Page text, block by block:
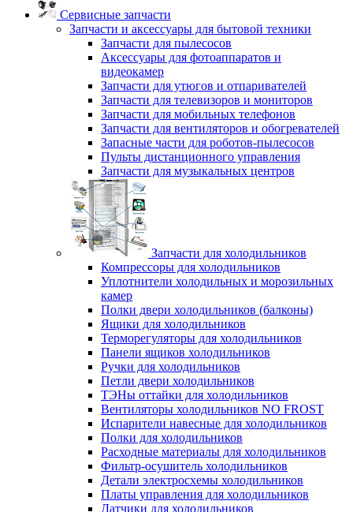
Сервисные запчасти
Запчасти и аксессуары для бытовой техники
Запчасти для пылесосов
Аксессуары для фотоаппаратов и
видеокамер
Запчасти для утюгов и отпаривателей
Запчасти для телевизоров и мониторов
Запчасти для мобильных телефонов
Запчасти для вентиляторов и обогревателей
Запасные части для роботов-пылесосов
Пульты дистанционного управления
Запчасти для музыкальных центров
Запчасти для холодильников
Компрессоры для холодильников
Уплотнители холодильных и морозильных
камер
Полки двери холодильников (балконы)
Ящики для холодильников
Терморегуляторы для холодильников
Панели ящиков холодильников
Ручки для холодильников
Петли двери холодильников
ТЭНы оттайки для холодильников
Вентиляторы холодильников NO FROST
Испарители навесные для холодильников
Полки для холодильников
Расходные материалы для холодильников
Фильтр-осушитель холодильников
Детали электросхемы холодильников
Платы управления для холодильников
Датчики для холодильников